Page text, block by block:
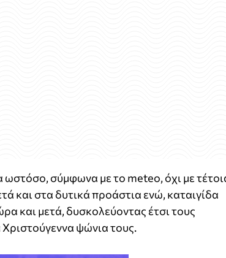
ωστόσο, σύμφωνα με το meteo, όχι με
και στα δυτικά προάστια ενώ, καταιγίδα
και μετά, δυσκολεύοντας έτσι τους
ψώνια τους.